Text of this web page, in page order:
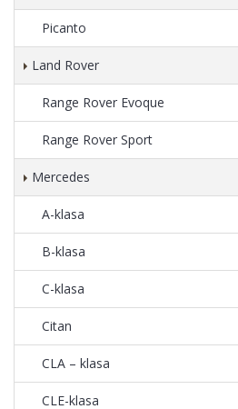
Picanto
Land Rover
Range Rover Evoque
Range Rover Sport
Mercedes
A-klasa
B-klasa
C-klasa
Citan
CLA – klasa
CLE-klasa